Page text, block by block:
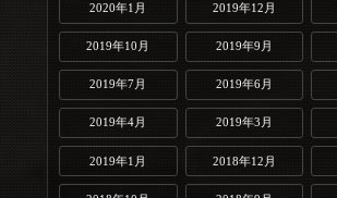
2020年1月 2019年12月
2019年10月 2019年9月
2019年7月 2019年6月
2019年4月 2019年3月
2019年1月 2018年12月